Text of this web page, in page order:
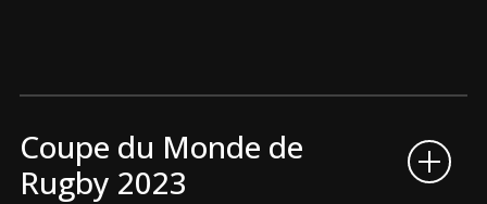
Coupe du Monde de
Rugby 2023